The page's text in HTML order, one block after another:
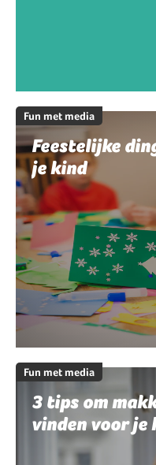
Fun met media
Feestelijke
je kind
Fun met media
3 tips om
vinden voor je